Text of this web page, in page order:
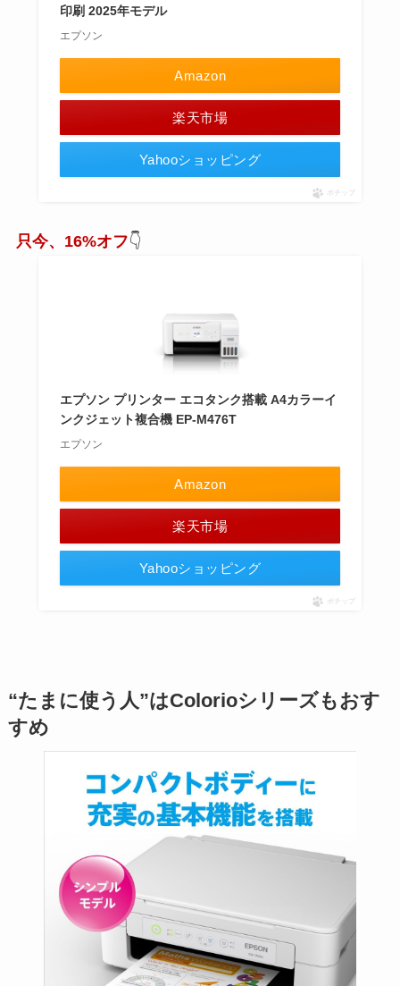
印刷 2025年モデル
エプソン
Amazon
楽天市場
Yahooショッピング
ポチップ
只今、16%オフ👇
エプソン プリンター エコタンク搭載 A4カラーイ
ンクジェット複合機 EP-M476T
エプソン
Amazon
楽天市場
Yahooショッピング
ポチップ
“たまに使う人”はColorioシリーズもおす
すめ